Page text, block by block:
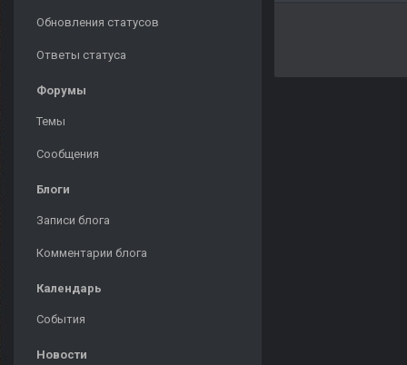
Обновления статусов
Ответы статуса
Форумы
Темы
Сообщения
Блоги
Записи блога
Комментарии блога
Календарь
События
Новости